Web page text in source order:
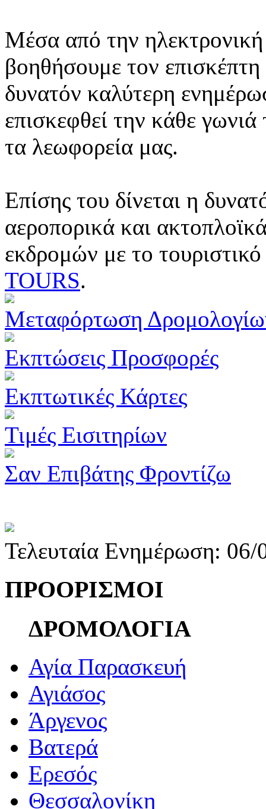
Μέσα από την ηλεκτρονική
βοηθήσουμε τον
δυνατόν καλύτερη
επισκεφθεί την κάθε
τα λεωφορεία μας.
Επίσης του δίνεται η
αεροπορικά και
εκδρομών με το
TOURS.
Μεταφόρτωση
Εκπτώσεις Προσφορές
Εκπτωτικές Κάρτες
Τιμές Εισιτηρίων
Σαν Επιβάτης Φροντίζω
Τελευταία Ενημέρωση:
ΠΡΟΟΡΙΣΜΟΙ
ΔΡΟΜΟΛΟΓΙΑ
Αγία Παρασκευή
Αγιάσος
Άργενος
Βατερά
Ερεσός
Θεσσαλονίκη